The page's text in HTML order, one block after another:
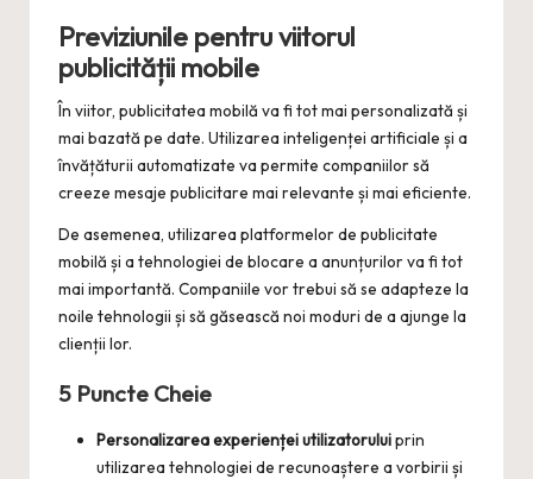
Previziunile pentru viitorul
publicității mobile
În viitor, publicitatea mobilă va fi tot mai personalizată și
mai bazată pe date. Utilizarea inteligenței artificiale și a
învățăturii automatizate va permite companiilor să
creeze mesaje publicitare mai relevante și mai eficiente.
De asemenea, utilizarea platformelor de publicitate
mobilă și a tehnologiei de blocare a anunțurilor va fi tot
mai importantă. Companiile vor trebui să se adapteze la
noile tehnologii și să găsească noi moduri de a ajunge la
clienții lor.
5 Puncte Cheie
Personalizarea experienței utilizatoruluiprin
utilizarea tehnologiei de recunoaștere a vorbirii și